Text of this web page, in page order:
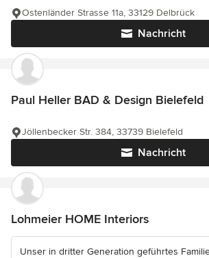
Nachricht
Ostenländer Strasse 11a, 33129 Delbrück
Paul Heller BAD & Design Bielefeld
Nachricht
Jöllenbecker Str. 384, 33739 Bielefeld
Lohmeier HOME Interiors
Unser in dritter Generation geführtes